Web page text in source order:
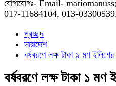
যোগাযোগঃ- Email-
017-11684104, 013-
প্রচ্ছদ
সারাদেশ
বর্ষবরণে লক্ষ টাকা ১ মণ ইলিশের
বর্ষবরণে লক্ষ টাকা ১ মণ